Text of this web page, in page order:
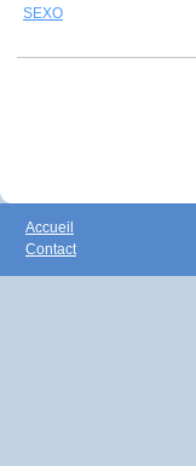
SEXO
Accueil
Contact